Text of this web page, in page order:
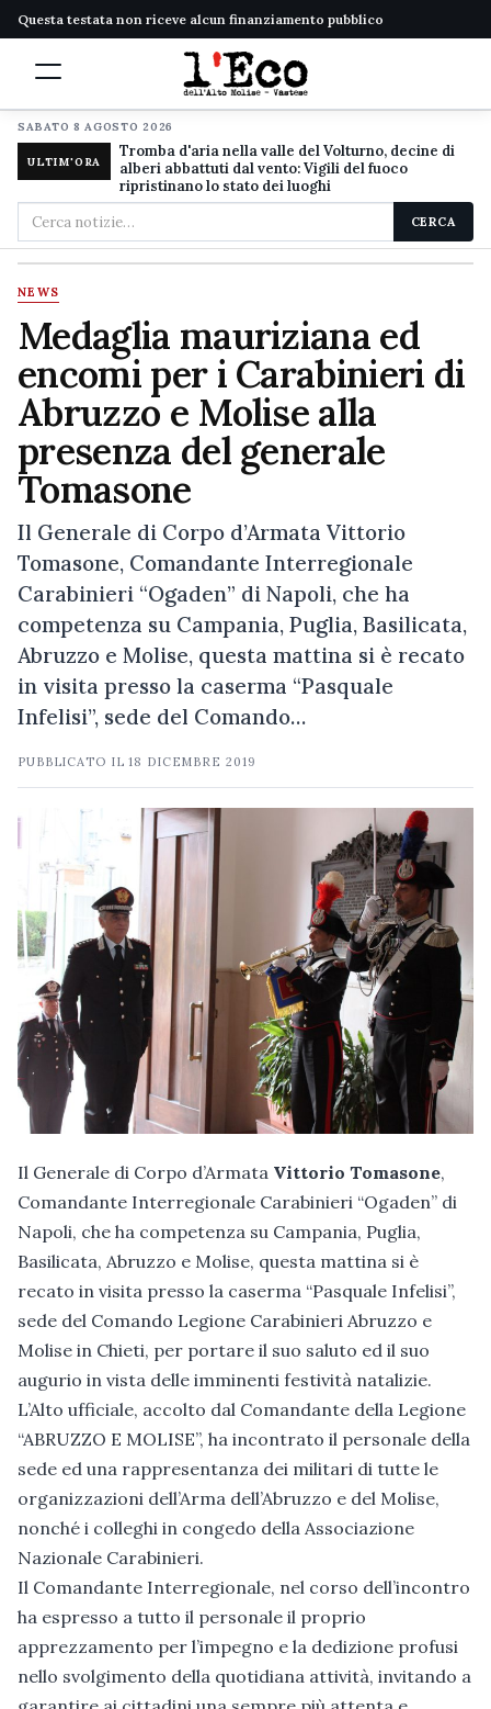
Questa testata non riceve alcun finanziamento pubblico
SABATO 8 AGOSTO 2026
ULTIM'ORA
Tromba d'aria nella valle del Volturno, decine di
alberi abbattuti dal vento: Vigili del fuoco
ripristinano lo stato dei luoghi
Cerca
nel
sito
CERCA
NEWS
Medaglia mauriziana ed
encomi per i Carabinieri di
Abruzzo e Molise alla
presenza del generale
Tomasone
Il Generale di Corpo d’Armata Vittorio
Tomasone, Comandante Interregionale
Carabinieri “Ogaden” di Napoli, che ha
competenza su Campania, Puglia, Basilicata,
Abruzzo e Molise, questa mattina si è recato
in visita presso la caserma “Pasquale
Infelisi”, sede del Comando…
PUBBLICATO IL18 DICEMBRE 2019
Il Generale di Corpo d’Armata Vittorio Tomasone,
Comandante Interregionale Carabinieri “Ogaden” di
Napoli, che ha competenza su Campania, Puglia,
Basilicata, Abruzzo e Molise, questa mattina si è
recato in visita presso la caserma “Pasquale Infelisi”,
sede del Comando Legione Carabinieri Abruzzo e
Molise in Chieti, per portare il suo saluto ed il suo
augurio in vista delle imminenti festività natalizie.
L’Alto ufficiale, accolto dal Comandante della Legione
“ABRUZZO E MOLISE”, ha incontrato il personale della
sede ed una rappresentanza dei militari di tutte le
organizzazioni dell’Arma dell’Abruzzo e del Molise,
nonché i colleghi in congedo della Associazione
Nazionale Carabinieri.
Il Comandante Interregionale, nel corso dell’incontro
ha espresso a tutto il personale il proprio
apprezzamento per l’impegno e la dedizione profusi
nello svolgimento della quotidiana attività, invitando a